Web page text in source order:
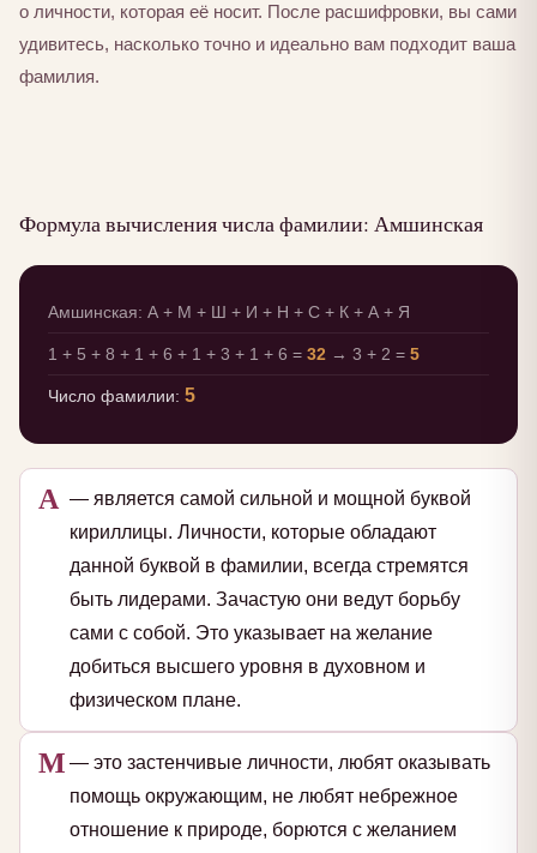
о личности, которая её носит. После расшифровки, вы сами
удивитесь, насколько точно и идеально вам подходит ваша
фамилия.
Формула вычисления числа фамилии: Амшинская
Амшинская: А + М + Ш + И + Н + С + К + А + Я
1 + 5 + 8 + 1 + 6 + 1 + 3 + 1 + 6 = 32 → 3 + 2 = 5
Число фамилии: 5
А — является самой сильной и мощной буквой
кириллицы. Личности, которые обладают
данной буквой в фамилии, всегда стремятся
быть лидерами. Зачастую они ведут борьбу
сами с собой. Это указывает на желание
добиться высшего уровня в духовном и
физическом плане.
М — это застенчивые личности, любят оказывать
помощь окружающим, не любят небрежное
отношение к природе, борются с желанием